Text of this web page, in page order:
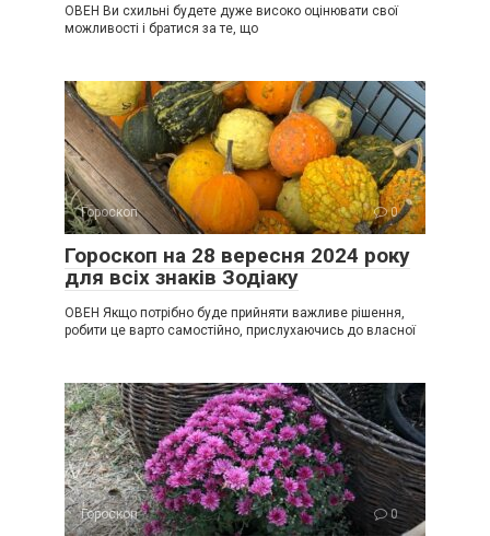
ОВЕН Ви схильні будете дуже високо оцінювати свої
можливості і братися за те, що
Гороскоп 0
Гороскоп на 28 вересня 2024 року
для всіх знаків Зодіаку
ОВЕН Якщо потрібно буде прийняти важливе рішення,
робити це варто самостійно, прислухаючись до власної
Гороскоп 0